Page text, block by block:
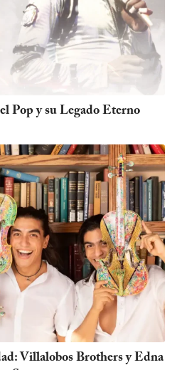
Pop y su Legado Eterno
Villalobos Brothers y Edna